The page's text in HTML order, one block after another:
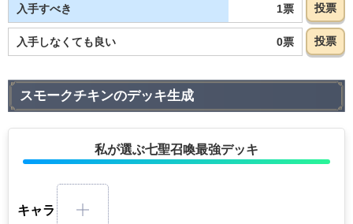
入手すべき 1票 投票
入手しなくても良い 0票 投票
スモークチキンのデッキ生成
私が選ぶ七聖召喚最強デッキ
キャラ